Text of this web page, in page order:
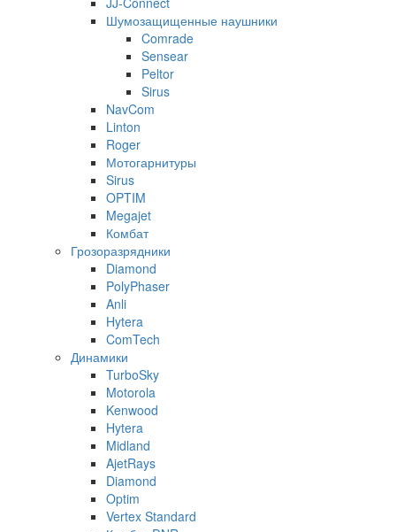
Шумозащищенные наушники
Comrade
Sensear
Peltor
Sirus
NavCom
Linton
Roger
Мотогарнитуры
Sirus
OPTIM
Megajet
Комбат
Грозоразрядники
Diamond
PolyPhaser
Anli
Hytera
ComTech
Динамики
TurboSky
Motorola
Kenwood
Hytera
Midland
AjetRays
Diamond
Optim
Vertex Standard